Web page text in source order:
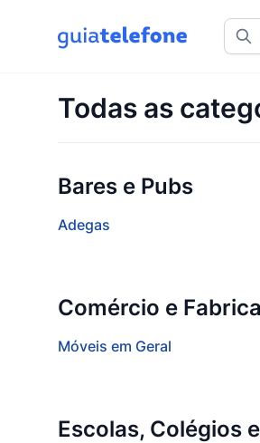
Todas as
Bares e Pubs
Adegas
Comércio e
Móveis em Geral
Escolas, Colégios